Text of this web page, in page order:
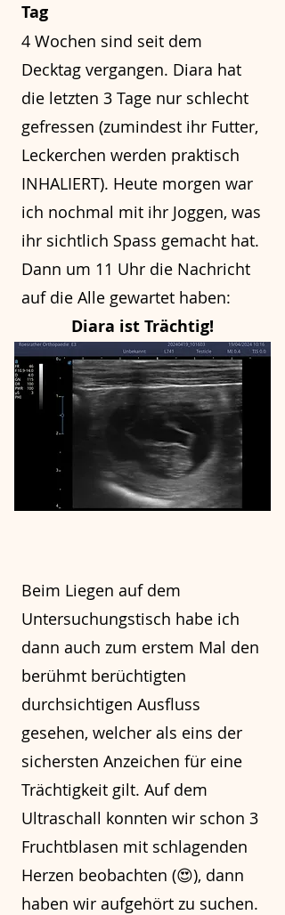
Tag
4 Wochen sind seit dem
Decktag vergangen. Diara hat
die letzten 3 Tage nur schlecht
gefressen (zumindest ihr Futter,
Leckerchen werden praktisch
INHALIERT). Heute morgen war
ich nochmal mit ihr Joggen, was
ihr sichtlich Spass gemacht hat.
Dann um 11 Uhr die Nachricht
auf die Alle gewartet haben:
Diara ist Trächtig!
Beim Liegen auf dem
Untersuchungstisch habe ich
dann auch zum erstem Mal den
berühmt berüchtigten
durchsichtigen Ausfluss
gesehen, welcher als eins der
sichersten Anzeichen für eine
Trächtigkeit gilt. Auf dem
Ultraschall konnten wir schon 3
Fruchtblasen mit schlagenden
Herzen beobachten (😍), dann
haben wir aufgehört zu suchen.